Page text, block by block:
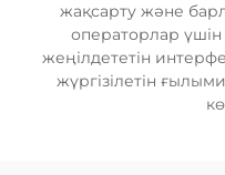
жақсарту және
операторлар
жеңілдететін
жүргізілетін